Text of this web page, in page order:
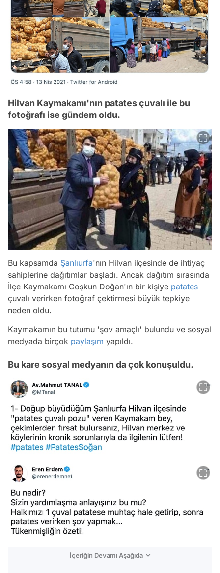
Hilvan Kaymakamı'nın patates çuvalı ile bu
fotoğrafı ise gündem oldu.
Bu kapsamda Şanlıurfa'nın Hilvan ilçesinde de ihtiyaç
sahiplerine dağıtımlar başladı. Ancak dağıtım sırasında
İlçe Kaymakamı Coşkun Doğan'ın bir kişiye patates
çuvalı verirken fotoğraf çektirmesi büyük tepkiye
neden oldu.
Kaymakamın bu tutumu 'şov amaçlı' bulundu ve sosyal
medyada birçok paylaşım yapıldı.
Bu kare sosyal medyanın da çok konuşuldu.
İçeriğin Devamı Aşağıda